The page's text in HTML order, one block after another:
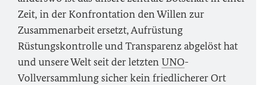
Zeit, in der Konfrontation den Willen zur
Zusammenarbeit ersetzt, Aufrüstung
Rüstungskontrolle und Transparenz abgelöst hat
und unsere Welt seit der letztenUNO-
Vollversammlung sicher kein friedlicherer Ort